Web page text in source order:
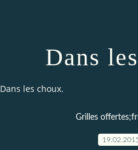
Dans
Dans les choux.
Grilles